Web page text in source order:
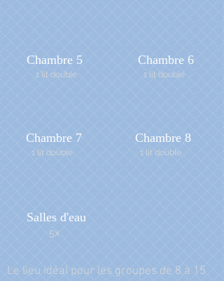
Chambre 5
1 lit double
Chambre 6
1 lit double
Chambre 7
1 lit double
Chambre 8
1 lit double
Salles d'eau
5x
Le lieu idéal pour les groupes de 8 à 15